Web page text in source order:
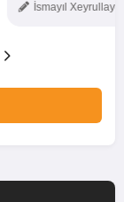
İsmayıl